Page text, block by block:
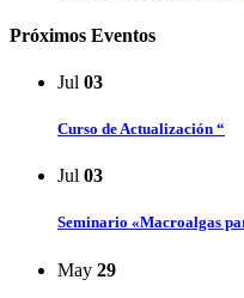
Próximos Eventos
Jul 03
Curso de Actualización “
Jul 03
Seminario «Macroalgas
May 29